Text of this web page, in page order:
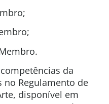
da
no Regulamento de
disponível em